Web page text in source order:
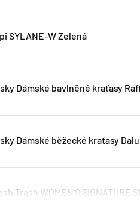
SYLANE-W Zelená
Dámské bavlněné kraťasy
Dámské běžecké kraťasy
Trash WOMEN'S SIGNATURE